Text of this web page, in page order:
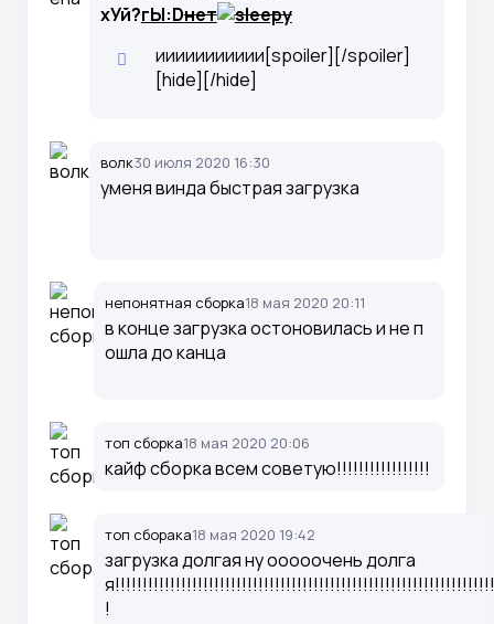
хУй?гЫ:Dнет
иииииииииии[spoiler][/spoiler]
[hide][/hide]
волк30 июля 2020 16:30
уменя винда быстрая загрузка
непонятная сборка18 мая 2020 20:11
в конце загрузка остоновилась и не п
ошла до канца
топ сборка18 мая 2020 20:06
кайф сборка всем советую!!!!!!!!!!!!!!!!!
топ сборака18 мая 2020 19:42
загрузка долгая ну ооооочень долга
!